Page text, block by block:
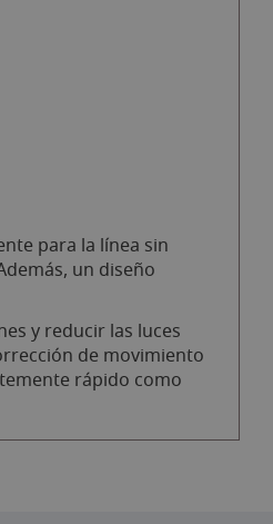
para la línea sin
un diseño
y reducir las luces
de movimiento
rápido como